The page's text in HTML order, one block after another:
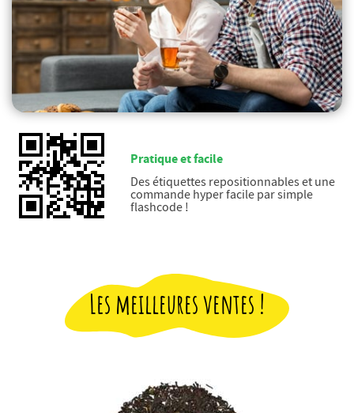
Pratique et facile
Des étiquettes repositionnables et une
commande hyper facile par simple
flashcode !
Les meilleures ventes !